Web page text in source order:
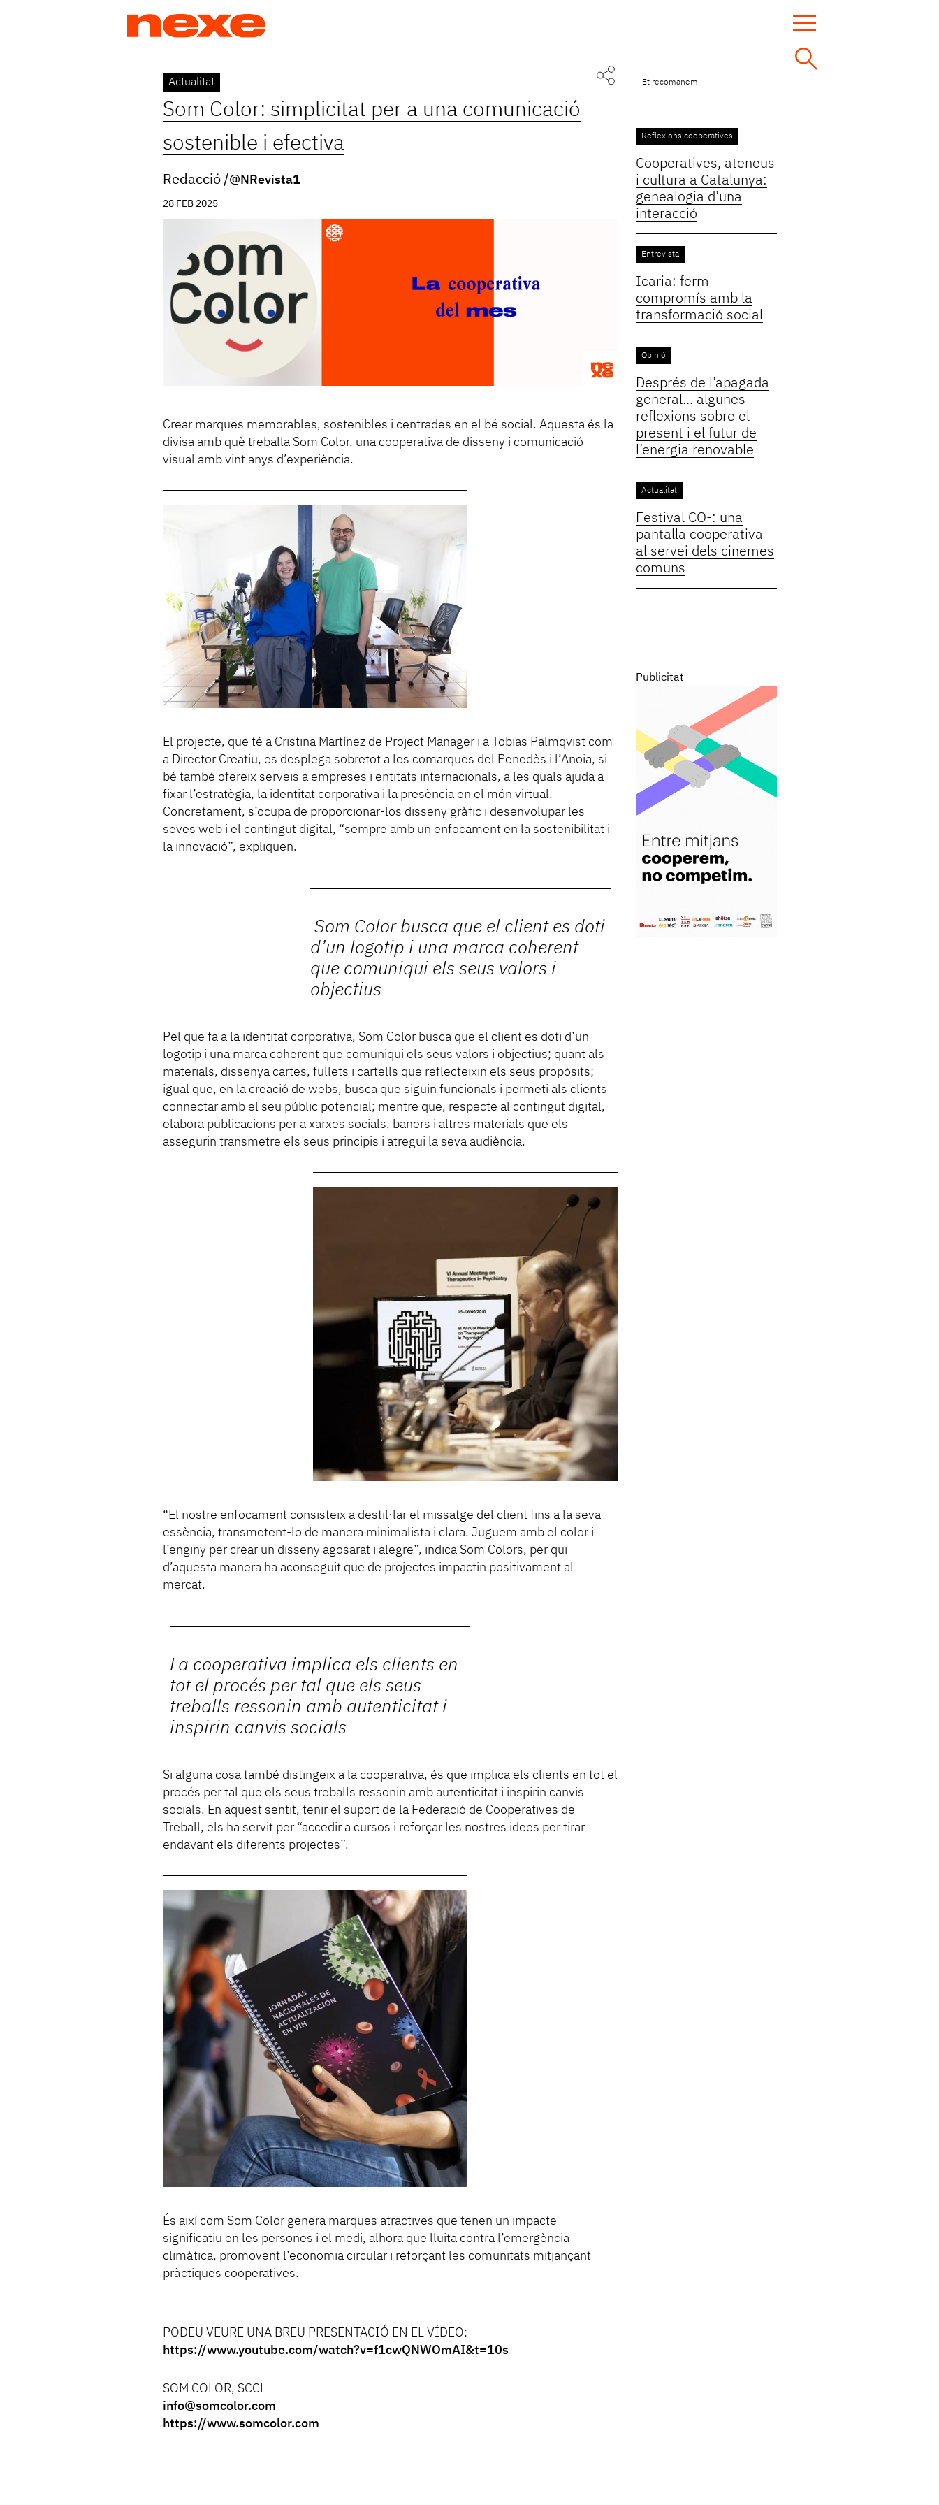
Back
to
top
Actualitat
Som Color: simplicitat per a una comunicació
sostenible i efectiva
Redacció @NRevista1
28 FEB 2025
Crear marques memorables, sostenibles i centrades en el bé social. Aquesta és la
divisa amb què treballa Som Color, una cooperativa de disseny i comunicació
visual amb vint anys d’experiència.
El projecte, que té a Cristina Martínez de Project Manager i a Tobias Palmqvist com
a Director Creatiu, es desplega sobretot a les comarques del Penedès i l’Anoia, si
bé també ofereix serveis a empreses i entitats internacionals, a les quals ajuda a
fixar l’estratègia, la identitat corporativa i la presència en el món virtual.
Concretament, s’ocupa de proporcionar-los disseny gràfic i desenvolupar les
seves web i el contingut digital, “sempre amb un enfocament en la sostenibilitat i
la innovació”, expliquen.
Som Color busca que el client es doti
d’un logotip i una marca coherent
que comuniqui els seus valors i
objectius
Pel que fa a la identitat corporativa, Som Color busca que el client es doti d’un
logotip i una marca coherent que comuniqui els seus valors i objectius; quant als
materials, dissenya cartes, fullets i cartells que reflecteixin els seus propòsits;
igual que, en la creació de webs, busca que siguin funcionals i permeti als clients
connectar amb el seu públic potencial; mentre que, respecte al contingut digital,
elabora publicacions per a xarxes socials, baners i altres materials que els
assegurin transmetre els seus principis i atregui la seva audiència.
“El nostre enfocament consisteix a destil·lar el missatge del client fins a la seva
essència, transmetent-lo de manera minimalista i clara. Juguem amb el color i
l’enginy per crear un disseny agosarat i alegre”, indica Som Colors, per qui
d’aquesta manera ha aconseguit que de projectes impactin positivament al
mercat.
La cooperativa implica els clients en
tot el procés per tal que els seus
treballs ressonin amb autenticitat i
inspirin canvis socials
Si alguna cosa també distingeix a la cooperativa, és que implica els clients en tot el
procés per tal que els seus treballs ressonin amb autenticitat i inspirin canvis
socials. En aquest sentit, tenir el suport de la Federació de Cooperatives de
Treball, els ha servit per “accedir a cursos i reforçar les nostres idees per tirar
endavant els diferents projectes”.
És així com Som Color genera marques atractives que tenen un impacte
significatiu en les persones i el medi, alhora que lluita contra l’emergència
climàtica, promovent l’economia circular i reforçant les comunitats mitjançant
pràctiques cooperatives.
PODEU VEURE UNA BREU PRESENTACIÓ EN EL VÍDEO:
https://www.youtube.com/watch?v=f1cwQNWOmAI&t=10s
SOM COLOR, SCCL
info@somcolor.com
https://www.somcolor.com
Et recomanem
Reflexions cooperatives
Cooperatives, ateneus
i cultura a Catalunya:
genealogia d’una
interacció
Entrevista
Icaria: ferm
compromís amb la
transformació social
Opinió
Després de l’apagada
general... algunes
reflexions sobre el
present i el futur de
l’energia renovable
Actualitat
Festival CO-: una
pantalla cooperativa
al servei dels cinemes
comuns
Publicitat